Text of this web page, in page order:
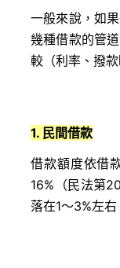
一般來說，如
幾種借款的管
較（利率、撥
1. 民間借款
借款額度依借
16%（民法第
落在1～3%左